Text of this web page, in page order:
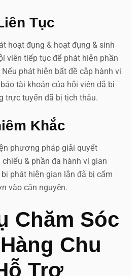
Tục
hoạt đụng & hoạt đụng & sinh
viên tiếp tục để phát hiện phần
phát hiện bất đề cập hành vi
tài khoản của hội viên đã bị
trực tuyến đã bị tịch thâu.
Khắc
phương pháp giải quyết
& phần đa hành vi gian
phát hiện gian lận đã bị cấm
vào căn nguyên.
Chăm Sóc
Chu
Trợ